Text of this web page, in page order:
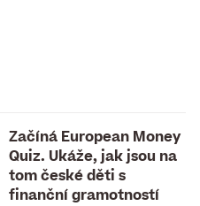
Začíná European Money
Quiz. Ukáže, jak jsou na
tom české děti s
finanční gramotností